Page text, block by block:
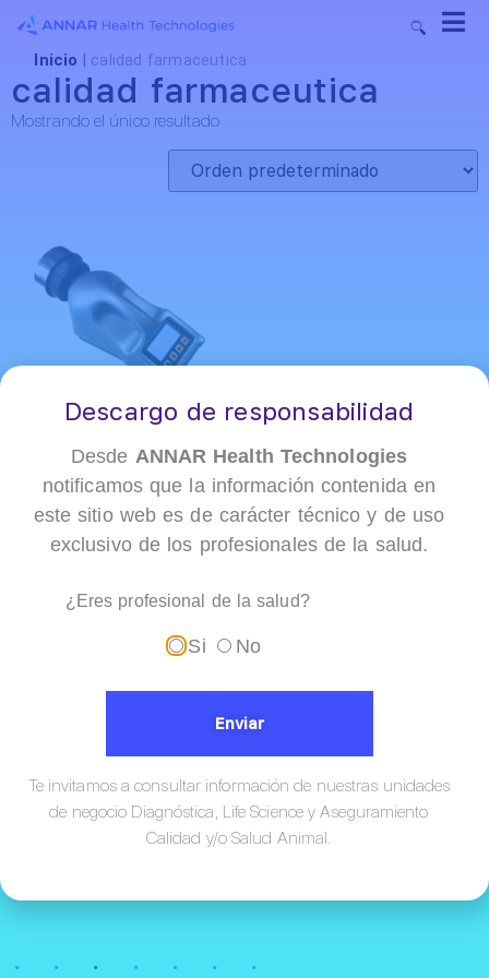
Inicio calidad farmaceutica
calidad farmaceutica
Mostrando el único resultado
Muestreador de Aire Plus
(200l / Min)
•
•
•
•
•
•
•
Descargo de responsabilidad
Desde ANNAR Health Technologies
notificamos que la información contenida en
este sitio web es de carácter técnico y de uso
exclusivo de los profesionales de la salud.
¿Eres profesional de la salud?
Si No
Enviar
Te invitamos a consultar información de nuestras unidades
de negocio Diagnóstica, Life Science y Aseguramiento
Calidad y/o Salud Animal.